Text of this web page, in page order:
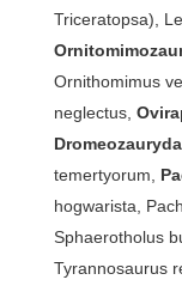
Triceratopsa),
Ornithomimus
neglectus,
temertyorum,
hogwarista,
Sphaerotholus
Tyrannosaurus